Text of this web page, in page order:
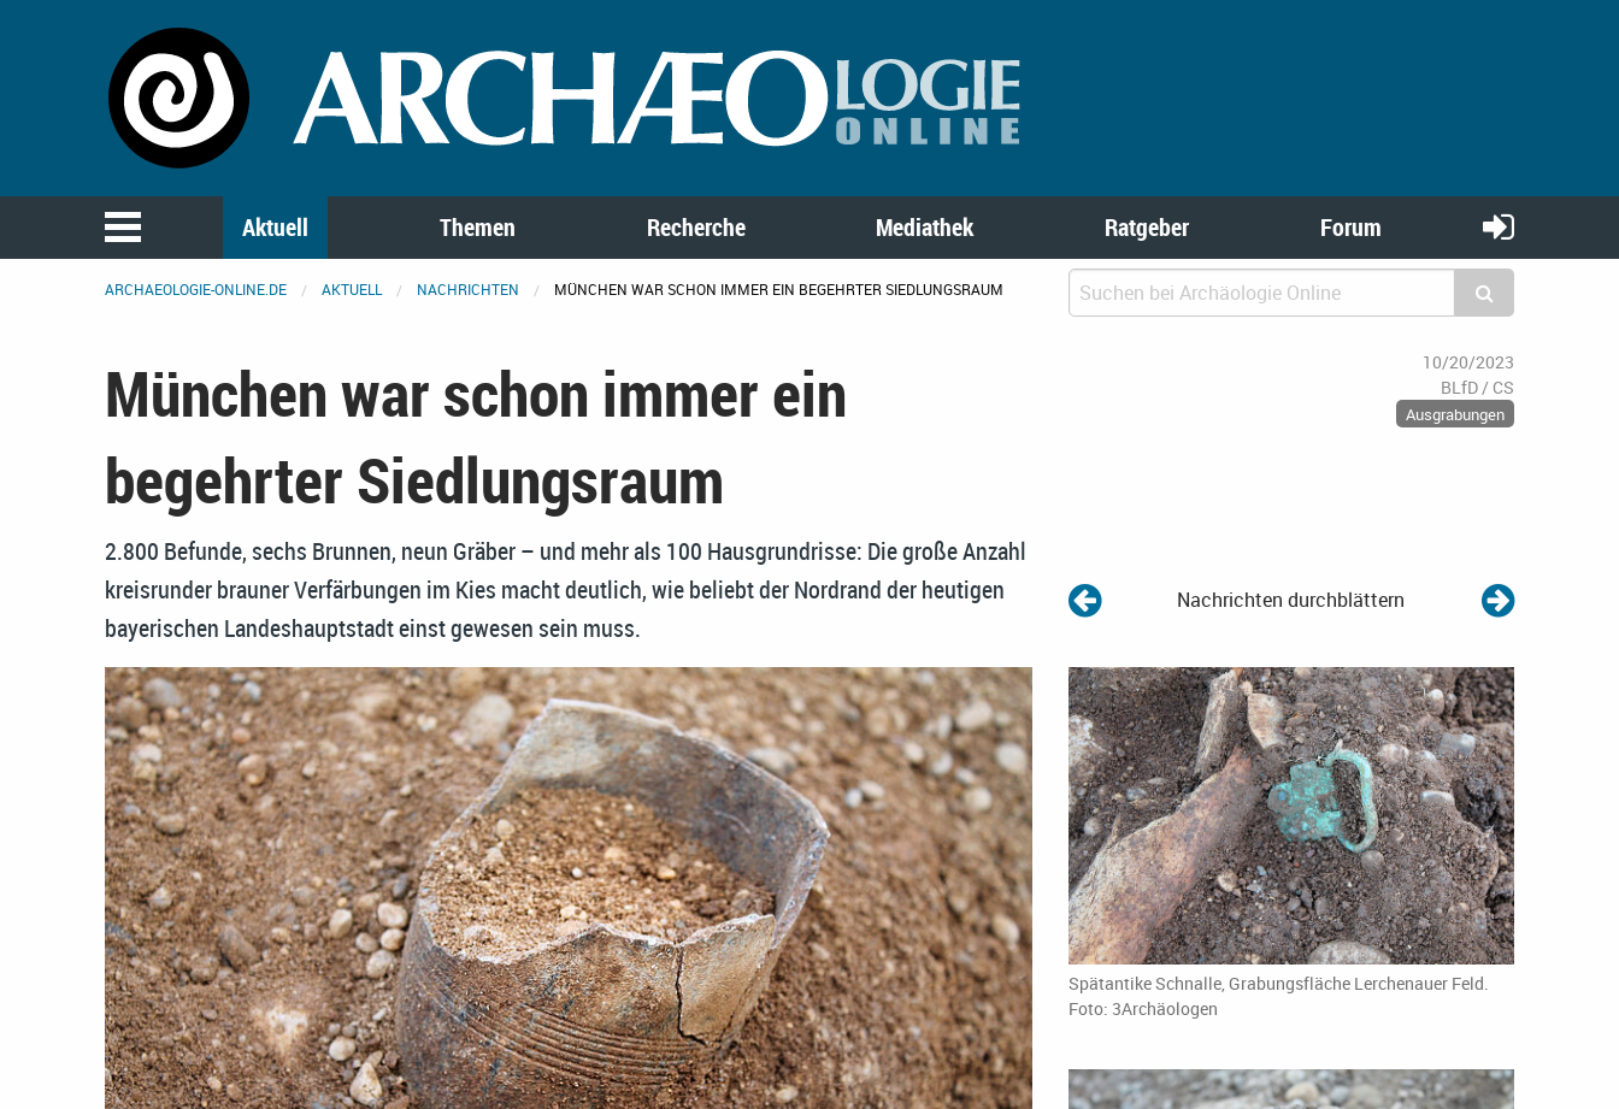
Aktuell Themen Recherche Mediathek Ratgeber Forum
ARCHAEOLOGIE-ONLINE.DE AKTUELL NACHRICHTEN MÜNCHEN WAR SCHON IMMER EIN BEGEHRTER SIEDLUNGSRAUM
München war schon immer ein
begehrter Siedlungsraum
10/20/2023
BLfD / CS
Ausgrabungen
2.800 Befunde, sechs Brunnen, neun Gräber – und mehr als 100 Hausgrundrisse: Die große Anzahl
kreisrunder brauner Verfärbungen im Kies macht deutlich, wie beliebt der Nordrand der heutigen
bayerischen Landeshauptstadt einst gewesen sein muss.
Nachrichten durchblättern
Spätantike Schnalle, Grabungsfläche Lerchenauer Feld.
Foto: 3Archäologen